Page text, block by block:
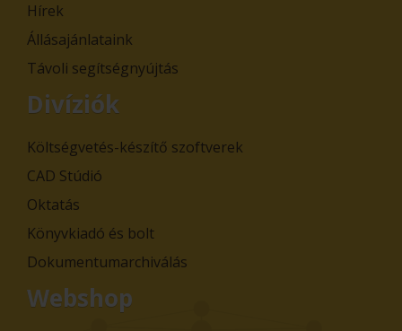
Hírek
Állásajánlataink
Távoli segítségnyújtás
Divíziók
Költségvetés-készítő szoftverek
CAD Stúdió
Oktatás
Könyvkiadó és bolt
Dokumentumarchiválás
Webshop